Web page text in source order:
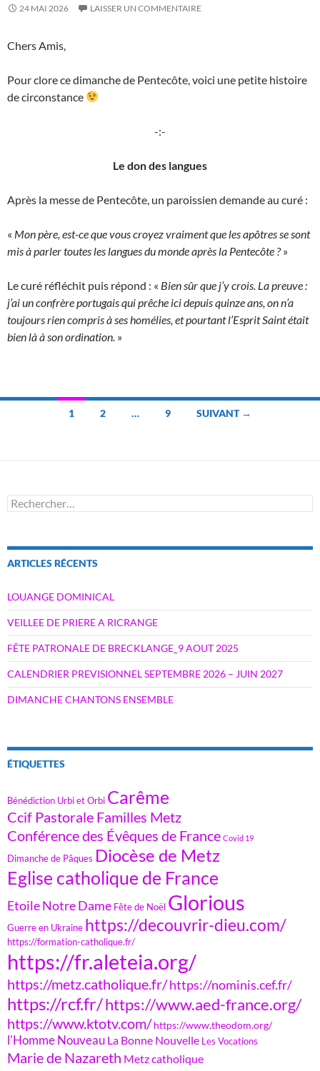
24 MAI 2026 LAISSER UN COMMENTAIRE
Chers Amis,
Pour clore ce dimanche de Pentecôte, voici une petite histoire
de circonstance
-:-
Le don des langues
Après la messe de Pentecôte, un paroissien demande au curé :
« Mon père, est-ce que vous croyez vraiment que les apôtres se sont
mis à parler toutes les langues du monde après la Pentecôte ?»
Le curé réfléchit puis répond : « Bien sûr que j’y crois. La preuve :
j’ai un confrère portugais qui prêche ici depuis quinze ans, on n’a
toujours rien compris à ses homélies, et pourtant l’Esprit Saint était
bien là à son ordination. »
Navigation
articles
1 2 … 9 SUIVANT →
Rechercher :
ARTICLES RÉCENTS
LOUANGE DOMINICAL
VEILLEE DE PRIERE A RICRANGE
FÊTE PATRONALE DE BRECKLANGE_9 AOUT 2025
CALENDRIER PREVISIONNEL SEPTEMBRE 2026 – JUIN 2027
DIMANCHE CHANTONS ENSEMBLE
ÉTIQUETTES
Bénédiction Urbi et Orbi Carême
Ccif Pastorale Familles Metz
Conférence des Évêques de France Covid 19
Dimanche de Pâques Diocèse de Metz
Eglise catholique de France
Etoile Notre Dame Fête de Noël Glorious
Guerre en Ukraine https://decouvrir-dieu.com/
https://formation-catholique.fr/
https://fr.aleteia.org/
https://metz.catholique.fr/https://nominis.cef.fr/
https://rcf.fr/https://www.aed-france.org/
https://www.ktotv.com/ https://www.theodom.org/
l'Homme Nouveau La Bonne Nouvelle Les Vocations
Marie de Nazareth Metz catholique